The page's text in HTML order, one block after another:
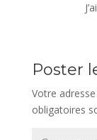
Poster
Votre
obligatoires